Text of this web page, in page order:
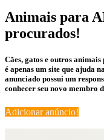
Animais para
procurados!
Cães, gatos e outros
é apenas um site que ajuda
anunciado possui um
conhecer seu novo membro
Adicionar anúncio!